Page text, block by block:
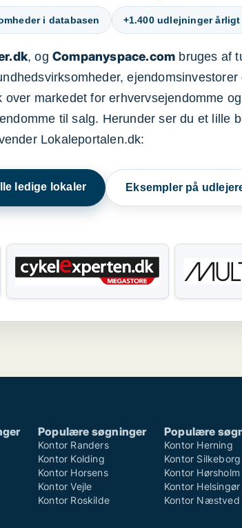
i databasen +1.400 udlejninger årligt
, og Companyspace.com bruges af
ejendomsinvestorer
markedet for erhvervsejendomme
til salg. Herunder ser du et lille
Lokaleportalen.dk:
ledige lokaler Eksempler på
Populære søgninger
Kontor Randers
Kontor Kolding
Kontor Horsens
Kontor Vejle
Kontor Roskilde
Populære
Kontor Herning
Kontor Silkeborg
Kontor Hørsholm
Kontor Helsingør
Kontor Næstved